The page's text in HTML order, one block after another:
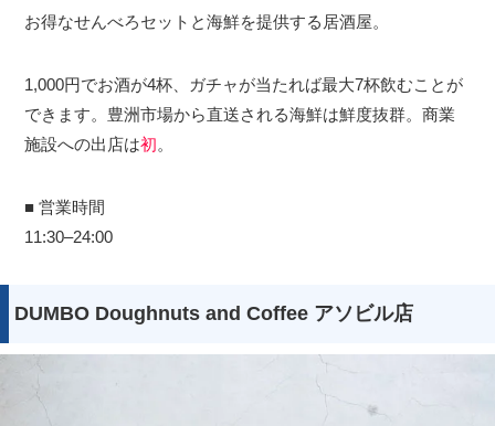
お得なせんべろセットと海鮮を提供する居酒屋。
1,000円でお酒が4杯、ガチャが当たれば最大7杯飲むことが
できます。豊洲市場から直送される海鮮は鮮度抜群。商業
施設への出店は初。
■ 営業時間
11:30–24:00
DUMBO Doughnuts and Coffee アソビル店